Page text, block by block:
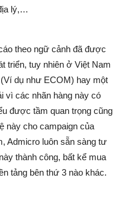
lý,…
theo ngữ cảnh đã được
triển, tuy nhiên ở Việt Nam
dụ như ECOM) hay một
vì các nhãn hàng này có
được tầm quan trọng cũng
này cho campaign của
Admicro luôn sẵn sàng tư
thành công, bất kể mua
tảng bên thứ 3 nào khác.